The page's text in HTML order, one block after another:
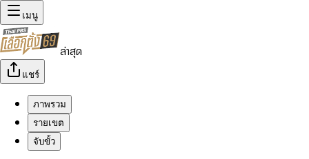
เมนู
ล่าสุด
แชร์
ภาพรวม
รายเขต
จับขั้ว